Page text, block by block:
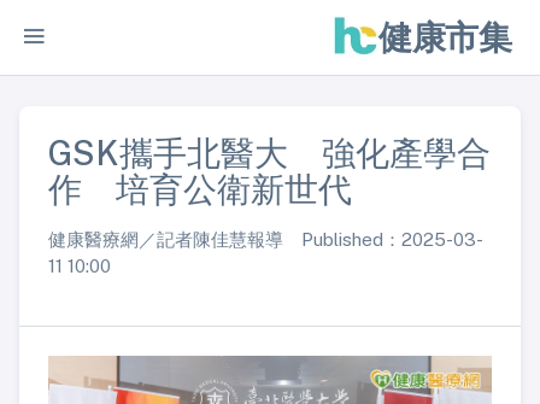
健康市集
GSK攜手北醫大 強化產學合
作 培育公衛新世代
健康醫療網／記者陳佳慧報導 Published：2025-03-
11 10:00